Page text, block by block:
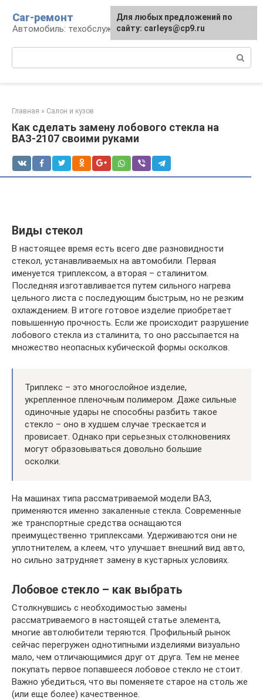
контенту
Car-ремонт
Автомобиль: техобслуживание и ремонт
Главная » Салон и кузов
Как сделать замену лобового стекла на
ВАЗ-2107 своими руками
Виды стекол
В настоящее время есть всего две разновидности
стекол, устанавливаемых на автомобили. Первая
именуется триплексом, а вторая – сталинитом.
Последняя изготавливается путем сильного нагрева
цельного листа с последующим быстрым, но не резким
охлаждением. В итоге готовое изделие приобретает
повышенную прочность. Если же происходит разрушение
лобового стекла из сталинита, то оно рассыпается на
множество неопасных кубической формы осколков.
Триплекс – это многослойное изделие,
укрепленное пленочным полимером. Даже сильные
одиночные удары не способны разбить такое
стекло – оно в худшем случае трескается и
провисает. Однако при серьезных столкновениях
могут образовываться довольно большие
осколки.
На машинах типа рассматриваемой модели ВАЗ,
применяются именно закаленные стекла. Современные
же транспортные средства оснащаются
преимущественно триплексами. Удерживаются они не
уплотнителем, а клеем, что улучшает внешний вид авто,
но сильно затрудняет замену в кустарных условиях.
Лобовое стекло – как выбрать
Столкнувшись с необходимостью замены
рассматриваемого в настоящей статье элемента,
многие автолюбители теряются. Профильный рынок
сейчас перегружен однотипными изделиями визуально
мало, чем отличающимися друг от друга. Тем не менее
покупать первое попавшееся лобовое стекло не стоит.
Важно убедиться, что вы поменяете старое на столь же
(или еще более) качественное.
Для любых предложений по
сайту: carleys@cp9.ru